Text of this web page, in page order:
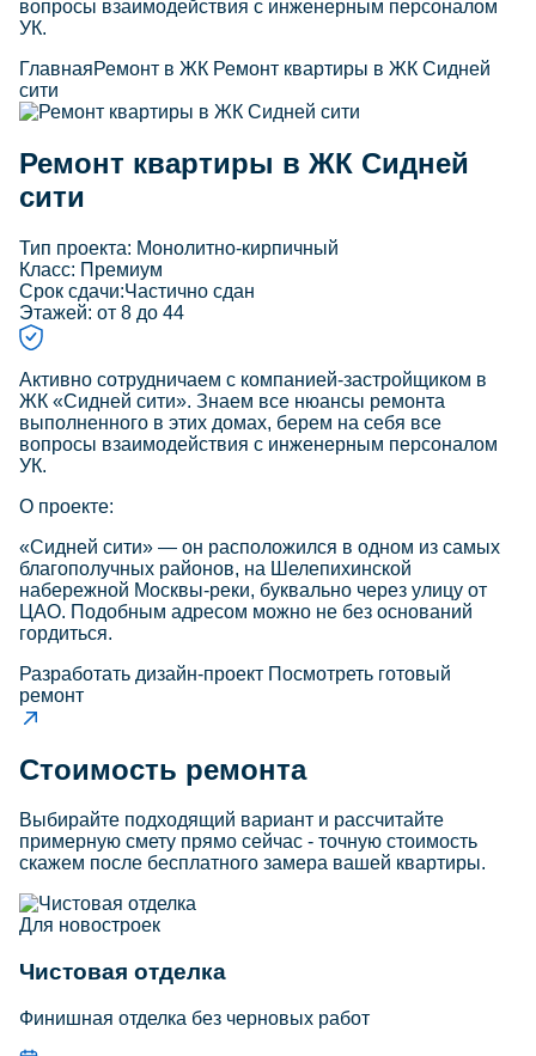
вопросы взаимодействия с инженерным персоналом
УК.
ГлавнаяРемонт в ЖК Ремонт квартиры в ЖК Сидней
сити
Ремонт квартиры в ЖК Сидней
сити
Тип проекта: Монолитно-кирпичный
Класс: Премиум
Срок сдачи:Частично сдан
Этажей: от 8 до 44
Активно сотрудничаем с компанией-застройщиком в
ЖК «Сидней сити». Знаем все нюансы ремонта
выполненного в этих домах, берем на себя все
вопросы взаимодействия с инженерным персоналом
УК.
О проекте:
«Сидней сити» — он расположился в одном из самых
благополучных районов, на Шелепихинской
набережной Москвы-реки, буквально через улицу от
ЦАО. Подобным адресом можно не без оснований
гордиться.
Разработать дизайн-проект Посмотреть готовый
ремонт
Стоимость ремонта
Выбирайте подходящий вариант и рассчитайте
примерную смету прямо сейчас - точную стоимость
скажем после бесплатного замера вашей квартиры.
Для новостроек
Чистовая отделка
Финишная отделка без черновых работ